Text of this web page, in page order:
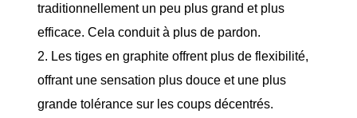
traditionnellement un peu plus grand et plus
efficace. Cela conduit à plus de pardon.
2. Les tiges en graphite offrent plus de flexibilité,
offrant une sensation plus douce et une plus
grande tolérance sur les coups décentrés.